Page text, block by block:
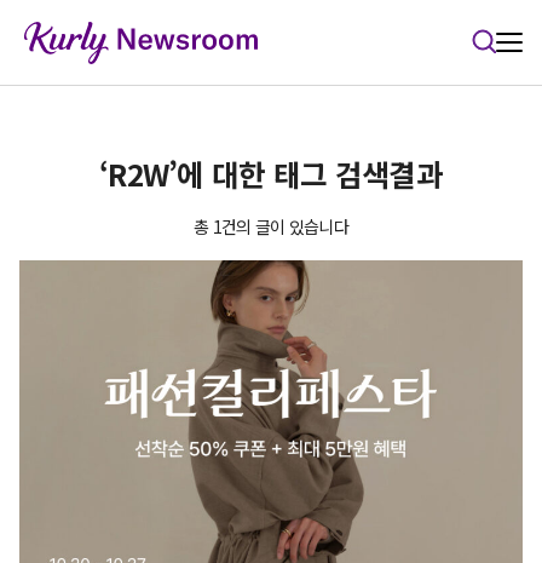
‘R2W’에 대한 태그 검색결과
총 1건의 글이 있습니다